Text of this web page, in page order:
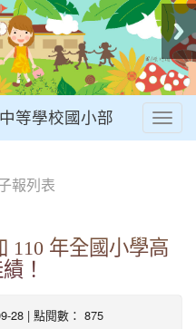
等學校國小部
報列表
110 年全國小學高
！
28 | 點閱數： 875